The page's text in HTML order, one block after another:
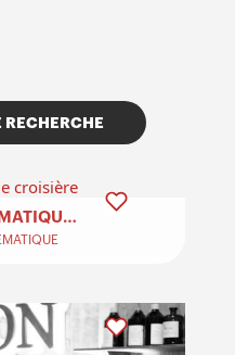
RECHERCHE
SOIRÉE THÉMATIQUE CROISIÈRE